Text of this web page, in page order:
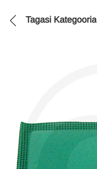
Tagasi Kategooria